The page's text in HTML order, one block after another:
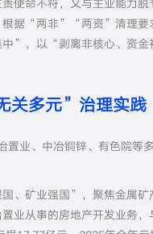
使命不符，又与主业能力脱
根据“两非”“两资”清理要
中”，以“剥离非核心、资
关多元”治理实践
业、中冶铜锌、有色院等多
、矿业强国”，聚焦金属矿
业从事的房地产开发业务